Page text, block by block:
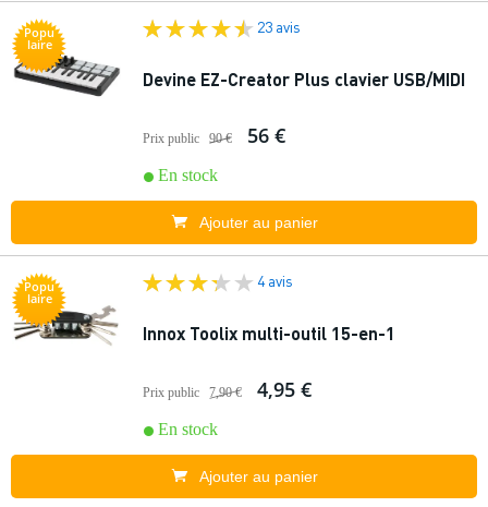
Popu
laire
23 avis
Devine EZ-Creator Plus clavier USB/MIDI
Prix public 90 € 56 €
En stock
Ajouter au panier
Popu
laire
4 avis
Innox Toolix multi-outil 15-en-1
Prix public 7,90 € 4,95 €
En stock
Ajouter au panier